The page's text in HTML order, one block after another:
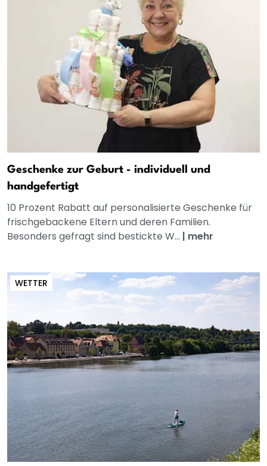
Geschenke zur Geburt - individuell und
handgefertigt
10 Prozent Rabatt auf personalisierte Geschenke für
frischgebackene Eltern und deren Familien.
Besonders gefragt sind bestickte W... | mehr
WETTER